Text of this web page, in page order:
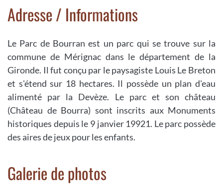
Adresse / Informations
Le Parc de Bourran est un parc qui se trouve sur la
commune de Mérignac dans le département de la
Gironde. Il fut conçu par le paysagiste Louis Le Breton
et s'étend sur 18 hectares. Il possède un plan d'eau
alimenté par la Devèze. Le parc et son château
(Château de Bourra) sont inscrits aux Monuments
historiques depuis le 9 janvier 19921. Le parc possède
des aires de jeux pour les enfants.
Galerie de photos